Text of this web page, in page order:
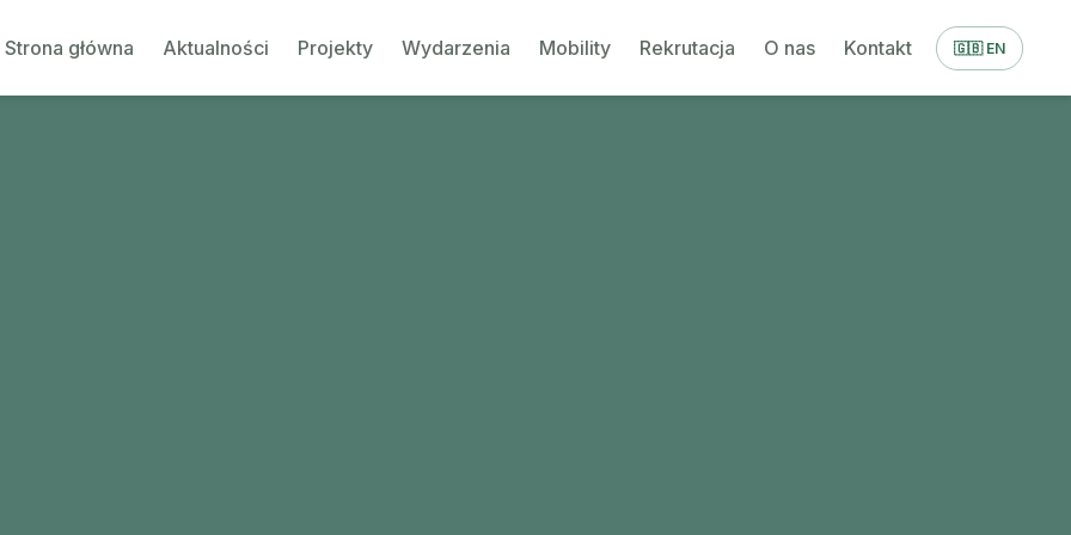
Strona główna
Aktualności Projekty Wydarzenia Mobility Rekrutacja O nas Kontakt 🇬🇧 EN